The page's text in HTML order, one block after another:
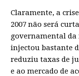
Claramente, a
2007 não será
governamental
injectou bastante
reduziu taxas de
e ao mercado de